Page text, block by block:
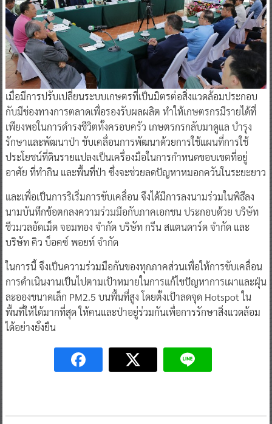
เมื่อมีการปรับเปลี่ยนระบบเกษตรที่เป็นมิตรต่อสิ่งแวดล้อมประกอบ
กับมีช่องทางการตลาดเพื่อรองรับผลผลิต ทำให้เกษตรกรมีรายได้ที่
เพียงพอในการดำรงชีวิตทั้งครอบครัว เกษตรกรกลับมาดูแล บำรุง
รักษาและพัฒนาป่า ขับเคลื่อนการพัฒนาด้วยการใช้แผนที่การใช้
ประโยชน์ที่ดินรายแปลงเป็นเครื่องมือในการกำหนดขอบเขตที่อยู่
อาศัย ที่ทำกิน และพื้นที่ป่า ซึ่งจะช่วยลดปัญหาหมอกควันในระยะยาว
และเพื่อเป็นการริเริ่มการขับเคลื่อน จึงได้มีการลงนามร่วมในพิธีลง
นามบันทึกข้อตกลงความร่วมมือกับภาคเอกชน ประกอบด้วย บริษัท
ชีวมวลอัดเม็ด จอมทอง จำกัด บริษัท กรีน สแตนดาร์ด จำกัด และ
บริษัท คิว บ็อคซ์ พอยท์ จำกัด
ในการนี้ จึงเป็นความร่วมมือกันของทุกภาคส่วนเพื่อให้การขับเคลื่อน
การดำเนินงานเป็นไปตามเป้าหมายในการแก้ไขปัญหาการเผาและฝุ่น
ละอองขนาดเล็ก PM2.5 บนพื้นที่สูง โดยตั้งเป้าลดจุด Hotspot ใน
พื้นที่ให้ได้มากที่สุด ให้คนและป่าอยู่ร่วมกันเพื่อการรักษาสิ่งแวดล้อม
ได้อย่างยั่งยืน